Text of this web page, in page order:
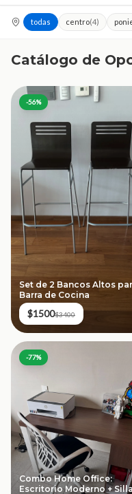
todas centro(4)
Catálogo de
-56%
Set de 2 Bancos Altos
Barra de Cocina
$1500$3400
-77%
Combo Home Office:
Escritorio Moderno + Silla